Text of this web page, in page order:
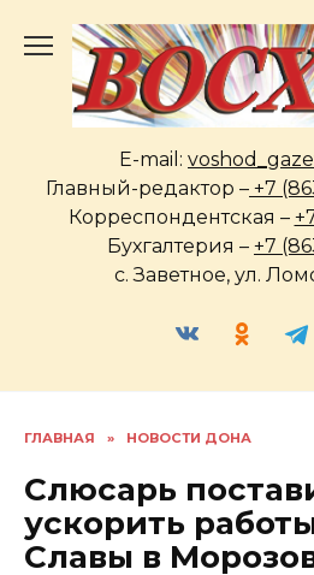
содержанию
E-mail:
Главный-редактор – +7
Корреспондентская –
Бухгалтерия – +7
с. Заветное, ул.
ГЛАВНАЯ » НОВОСТИ ДОНА
Слюсарь
ускорить
Славы в